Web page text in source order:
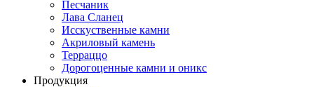
Песчаник
Лава Сланец
Исскуственные камни
Акриловый камень
Терраццо
Дорогоценные камни и оникс
Продукция